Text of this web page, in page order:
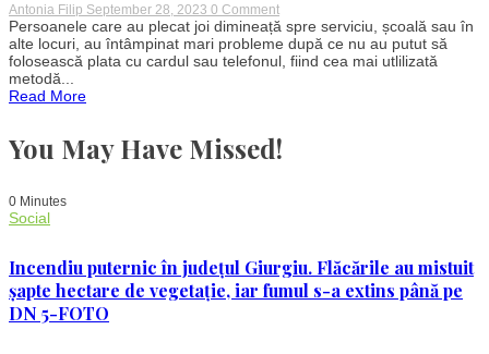
Antonia Filip September 28, 2023 0 Commenton
Haos
la
metrou
după
putut
să
Metrorex
cereau
CASH…
Persoanele care au plecat joi dimineață spre serviciu, școală sau în
alte locuri, au întâmpinat mari probleme după ce nu au putut să
folosească plata cu cardul sau telefonul, fiind cea mai utlilizată
metodă...
Read More
You May Have Missed!
0 Minutes
Social
Incendiu puternic în județul Giurgiu. Flăcările au mistuit
șapte hectare de vegetație, iar fumul s-a extins până pe
DN 5-FOTO